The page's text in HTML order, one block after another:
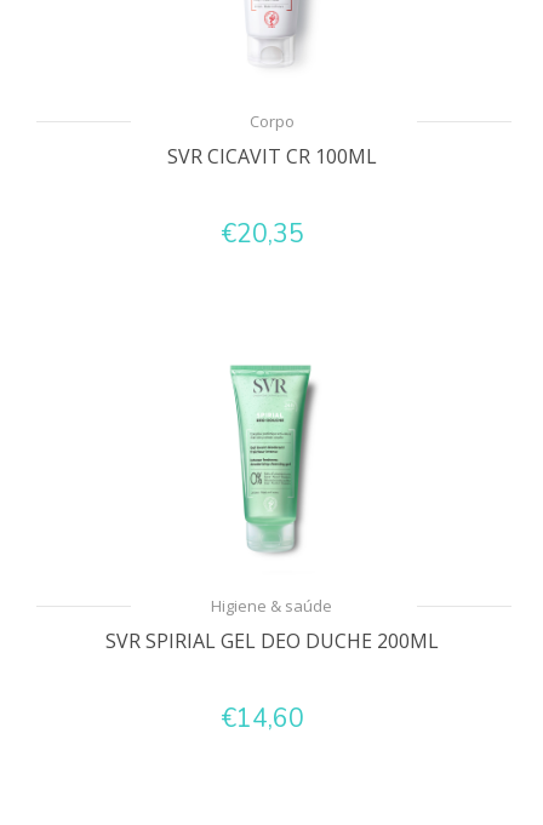
Corpo
SVR CICAVIT CR 100ML
€20,35
Higiene & saúde
SVR SPIRIAL GEL DEO DUCHE 200ML
€14,60